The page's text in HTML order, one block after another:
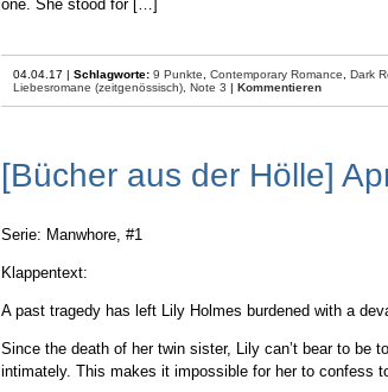
one. She stood for […]
04.04.17 | Schlagworte: 9 Punkte Contemporary Romance Dark
Liebesromane (zeitgenössisch), Note 3 | Kommentieren
[Bücher aus der Hölle]
Serie: Manwhore, #1
Klappentext:
A past tragedy has left Lily Holmes burdened with a
Since the death of her twin sister, Lily can’t bear to
intimately. This makes it impossible for her to confess